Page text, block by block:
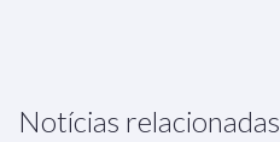
Notícias relacionadas